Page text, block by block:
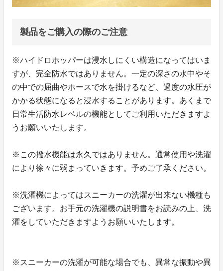
製品をご購入の際のご注意
※ハイドロホッパーは浸水しにくい構造になってはいま
すが、完全防水ではありません。一定の深さの水中やそ
の中での屈曲やホースで水を掛けるなど、過度の水圧が
かかる状態になると浸水することがあります。あくまで
日常生活防水レベルの機能としてご利用いただきますよ
うお願いいたします。
※この撥水機能は永久ではありません。通常使用や洗濯
により徐々に弱まっていきます。予めご了承ください。
※洗濯機によってはスニーカーの洗濯が出来ない機種も
ございます。お手元の洗濯機の説明書をお読みの上、洗
濯をしていただきますようお願いいたします。
※スニーカーの洗濯が可能な場合でも、異常な振動や異